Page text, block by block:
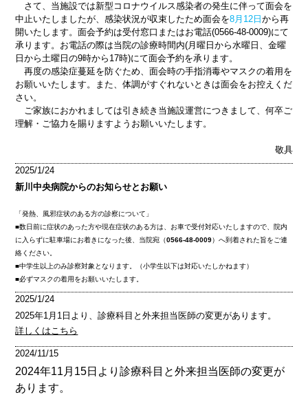
さて、当施設では新型コロナウイルス感染者の発生に伴って面会を
中止いたしましたが、感染状況が収束したため面会を8月 12 日から再
開いたします。面会予約は受付窓口またはお電話(0566-48-0009)にて
承ります。お電話の際は当院の診療時間内(月曜日から水曜日、金曜
日から土曜日の9時から 17時)にて面会予約を承ります。
再度の感染症蔓延を防ぐため、面会時の手指消毒やマスクの着用を
お願いいたします。また、体調がすぐれないときは面会をお控えくだ
さい。
ご家族におかれましては引き続き当施設運営につきまして、何卒ご
理解・ご協力を賜りますようお願いいたします。
敬具
2025/1/24
新川中央病院からのお知らせとお願い
「発熱、風邪症状のある方の診察について」
■数日前に症状のあった方や現在症状のある方は、お車で受付対応いたしますので、院内
に入らずに駐車場にお着きになった後、当院宛（0566-48-0009）へ到着された旨をご連
絡ください。
■中学生以上のみ診察対象となります。（小学生以下は対応いたしかねます）
■必ずマスクの着用をお願いいたします。
2025/1/24
2025年1月1日より、診療科目と外来担当医師の変更があります。
詳しくはこちら
2024/11/15
2024年11月15日より診療科目と外来担当医師の変更が
あります。